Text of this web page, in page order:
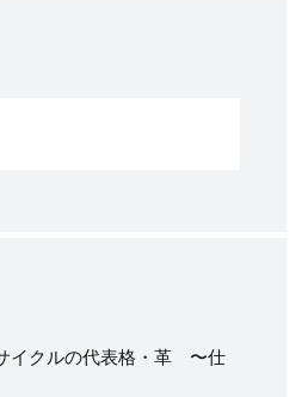
イクルの代表格・革 〜仕